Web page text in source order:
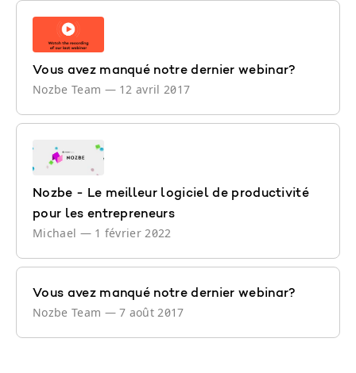
Vous avez manqué notre dernier webinar?
Nozbe Team — 12 avril 2017
Nozbe - Le meilleur logiciel de productivité
pour les entrepreneurs
Michael — 1 février 2022
Vous avez manqué notre dernier webinar?
Nozbe Team —7 août 2017